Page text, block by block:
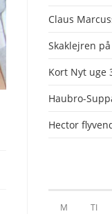
Claus
Skaklejren
Kort Nyt uge
Haubro-
Hector
M TI